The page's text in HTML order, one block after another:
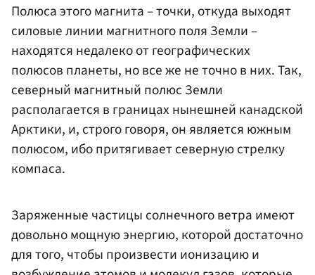
Полюса этого магнита – точки, откуда выходят
силовые линии магнитного поля Земли –
находятся недалеко от географических
полюсов планеты, но все же не точно в них. Так,
северный магнитный полюс Земли
располагается в границах нынешней канадской
Арктики, и, строго говоря, он является южным
полюсом, ибо притягивает северную стрелку
компаса.
Заряженные частицы солнечного ветра имеют
довольно мощную энергию, которой достаточно
для того, чтобы произвести ионизацию и